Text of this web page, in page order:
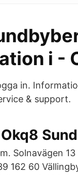
i -
in.
& support.
Solnavägen 13
162 60